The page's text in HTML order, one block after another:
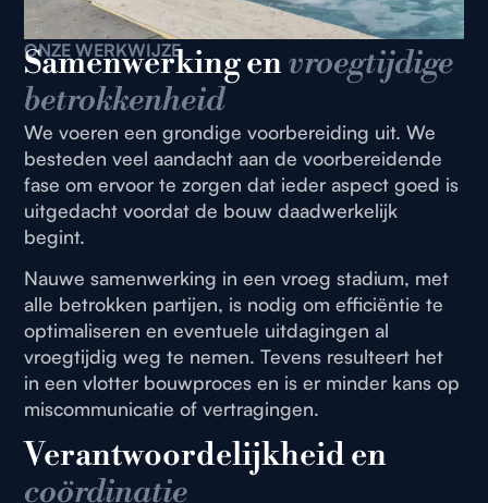
ONZE WERKWIJZE
Samenwerking envroegtijdige
betrokkenheid
We voeren een grondige voorbereiding uit. We
besteden veel aandacht aan de voorbereidende
fase om ervoor te zorgen dat ieder aspect goed is
uitgedacht voordat de bouw daadwerkelijk
begint.
Nauwe samenwerking in een vroeg stadium, met
alle betrokken partijen, is nodig om efficiëntie te
optimaliseren en eventuele uitdagingen al
vroegtijdig weg te nemen. Tevens resulteert het
in een vlotter bouwproces en is er minder kans op
miscommunicatie of vertragingen.
Verantwoordelijkheid en
coördinatie